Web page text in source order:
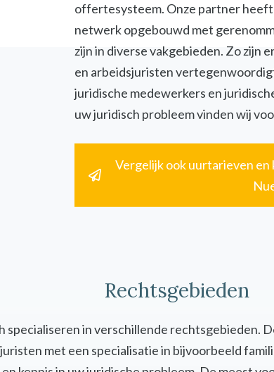
offertesysteem. Onze partner
netwerk opgebouwd met
zijn in diverse vakgebieden. Zo zijn
en arbeidsjuristen
juridische medewerkers en
uw juridisch probleem vinden wij
Vergelijk ook uurtarieven
Rechtsgebieden
specialiseren in verschillende rechtsgebieden.
met een specialisatie in bijvoorbeeld